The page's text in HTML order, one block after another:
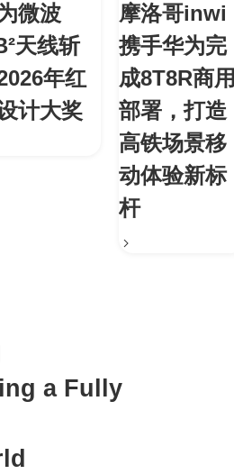
微波
天线斩
年红
计大奖
摩洛哥inwi
携手华为完
成8T8R商
部署，打造
高铁场景移
动体验新标
杆
a Fully